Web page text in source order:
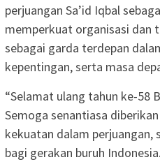
perjuangan Sa’id Iqbal
memperkuat organisasi dan
sebagai garda terdepan
kepentingan, serta masa
“Selamat ulang tahun ke-58
Semoga senantiasa
kekuatan dalam perjuangan,
bagi gerakan buruh